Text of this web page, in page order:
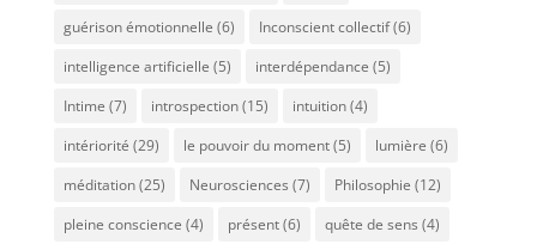
guérison émotionnelle (6) Inconscient collectif(6)
intelligence artificielle (5) interdépendance (5)
Intime (7) introspection(15) intuition(4)
intériorité (29) le pouvoir du moment(5) lumière (6)
méditation(25) Neurosciences (7) Philosophie (12)
pleine conscience (4) présent(6) quête de sens (4)